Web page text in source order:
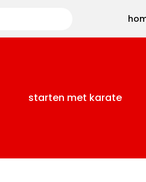
starten met karate